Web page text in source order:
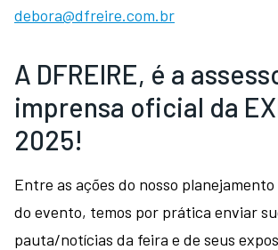
debora@dfreire.com.br
A DFREIRE, é a
imprensa oficial da
2025!
Entre as ações do nosso
do evento, temos por prática enviar
pauta/notícias da feira e de seus